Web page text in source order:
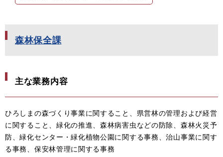
森林保全課
主な業務内容
ひろしまの森づくり事業に関すること、県営林の管理および経営
に関すること、緑化の推進、森林病害虫などの防除、森林火災予
防、緑化センター・緑化植物公園に関する事務、治山事業に関す
る事務、保安林管理に関する事務